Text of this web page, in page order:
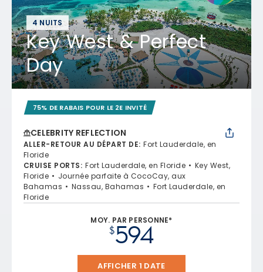
4 NUITS
Key West & Perfect
Day
75% DE RABAIS POUR LE 2E INVITÉ
CELEBRITY REFLECTION
ALLER-RETOUR AU DÉPART DE: Fort Lauderdale, en
Floride
CRUISE PORTS: Fort Lauderdale, en Floride
Key West,
Floride
Journée parfaite à CocoCay, aux
Bahamas
Nassau, Bahamas
Fort Lauderdale, en
Floride
MOY. PAR PERSONNE*
$594
AFFICHER 1 DATE